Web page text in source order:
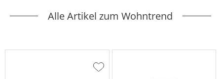
Alle Artikel zum Wohntrend
Zur